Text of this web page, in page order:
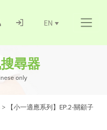
EN
尋器
only
>
【小一適應系列】EP.2-關顧子